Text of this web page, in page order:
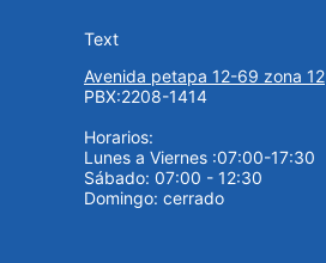
Text
Avenida petapa 12-69 zona 12
PBX:2208-1414
Horarios:
Lunes a Viernes :07:00-17:30
Sábado: 07:00 - 12:30
Domingo: cerrado